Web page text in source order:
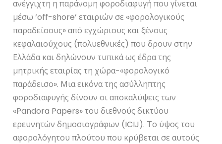
ανέγγιχτη η παράνομη φοροδιαφυγή που γίνεται
μέσω ‘off-shore’ εταιριών σε «φορολογικούς
παραδείσους» από εγχώριους και ξένους
κεφαλαιούχους (πολυεθνικές) που δρουν στην
Ελλάδα και δηλώνουν τυπικά ως έδρα της
μητρικής εταιρίας τη χώρα-«φορολογικό
παράδεισο». Μια εικόνα της ασύλληπτης
φοροδιαφυγής δίνουν οι αποκαλύψεις των
«Pandora Papers» του διεθνούς δικτύου
ερευνητών δημοσιογράφων (ICIJ). Το ύψος του
αφορολόγητου πλούτου που κρύβεται σε αυτούς